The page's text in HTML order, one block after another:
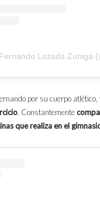
por su cuerpo atlético,
. Constantemente
que realiza en el